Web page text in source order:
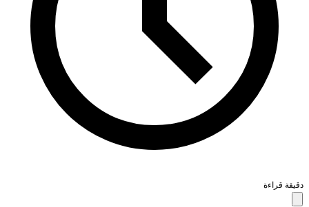
دقيقة قراءة